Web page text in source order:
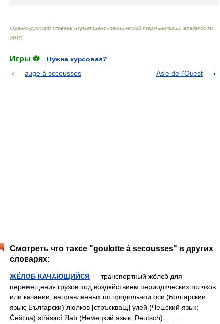
Франко-русский словарь нормативно-технической терминологии academic.ru
2015
Игры ⚽
Нужна курсовая?
auge à secousses
Asie de l'Ouest
Смотреть что такое "goulotte à secousses" в других
словарях:
ЖЁЛОБ КАЧАЮЩИЙСЯ — транспортный жёлоб для
перемещения грузов под воздействием периодических толчков
или качаний, направленных по продольной оси (Болгарский
язык; Български) люлков [стръскващ] улей (Чешский язык;
Čeština) střásací žlab (Немецкий язык; Deutsch)… …